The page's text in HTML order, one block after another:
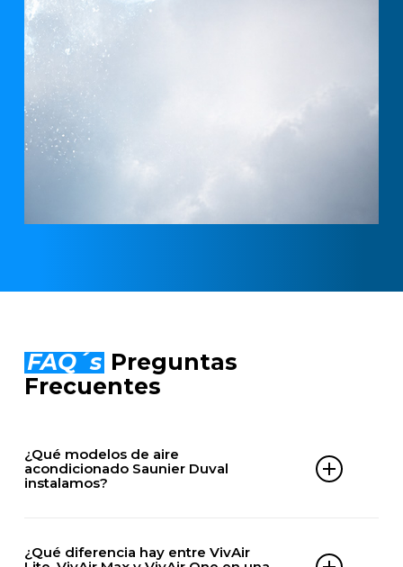
FAQ´s Preguntas
Frecuentes
¿Qué modelos de aire
acondicionado Saunier Duval
instalamos?
VivAir Max
¿Qué diferencia hay entre VivAir